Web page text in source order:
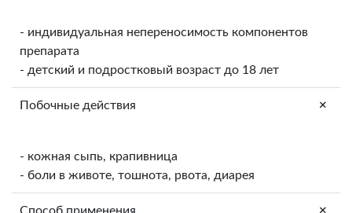
- индивидуальная непереносимость компонентов
препарата
- детский и подростковый возраст до 18 лет
Побочные действия +
- кожная сыпь, крапивница
- боли в животе, тошнота, рвота, диарея
Способ применения